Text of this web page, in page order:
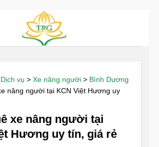
Dịch vụ > Xe nâng người > Bình Dương
nâng người tại KCN Việt Hương uy
xe nâng người tại
Hương uy tín, giá rẻ